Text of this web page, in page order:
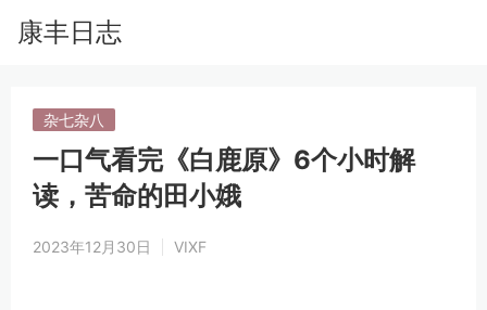
康丰日志
杂七杂八
一口气看完《白鹿原》6个小时解
读，苦命的田小娥
2023年12月30日 VIXF